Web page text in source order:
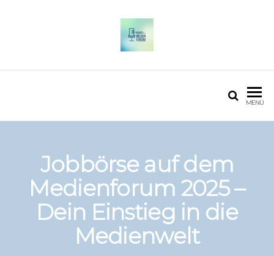
MENÜ
Jobbörse auf dem
Medienforum 2025 –
Dein Einstieg in die
Medienwelt